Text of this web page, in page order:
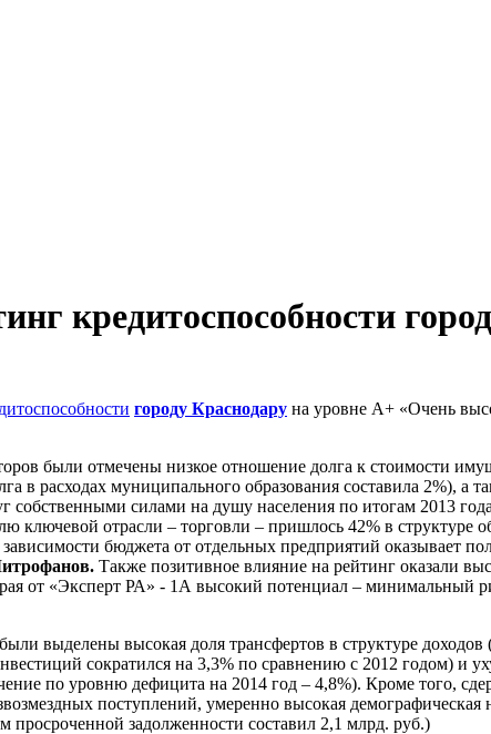
кредитоспособности
городу Краснодару на уровне А+ «Очень
были отмечены низкое отношение долга к стоимости
в расходах муниципального образования составила 2%),
собственными силами на душу населения по итогам 2013
отрасли – торговли – пришлось 42% в структуре
бюджета от отдельных предприятий оказывает
Также позитивное влияние на рейтинг оказали
от «Эксперт РА» - 1А высокий потенциал – минимальный
выделены высокая доля трансфертов в структуре доходов
сократился на 3,3% по сравнению с 2012 годом) и
по уровню дефицита на 2014 год – 4,8%). Кроме того,
поступлений, умеренно высокая
просроченной задолженности составил 2,1 млрд. руб.)